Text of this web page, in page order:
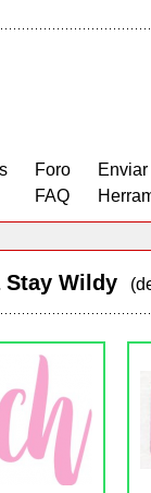
Foro
FAQ
Stay Wildy